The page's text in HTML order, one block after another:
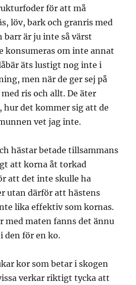
för att må
löv, bark och granris med
barr är ju inte så värst
konsumeras om inte annat
äts lustigt nog inte i
men när de ger sej på
ris och allt. De äter
hur det kommer sig att de
vet jag inte.
hästar betade tillsammans
att korna åt torkad
att det inte skulle ha
utan därför att hästens
lika effektiv som kornas.
med maten fanns det ännu
den för en ko.
kor som betar i skogen
verkar riktigt tycka att